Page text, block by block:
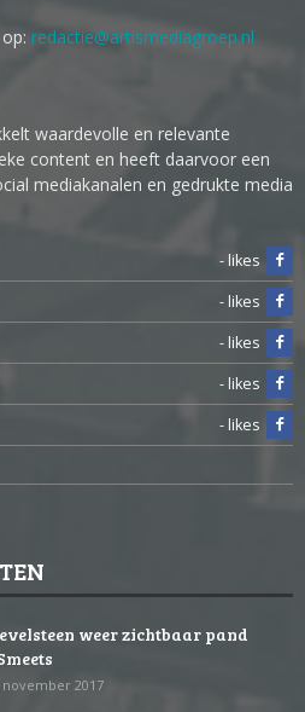
redactie@artismediagroep.nl
waardevolle en relevante
content en heeft daarvoor een
mediakanalen en gedrukte media
- likes
- likes
- likes
- likes
- likes
weer zichtbaar pand
november 2017